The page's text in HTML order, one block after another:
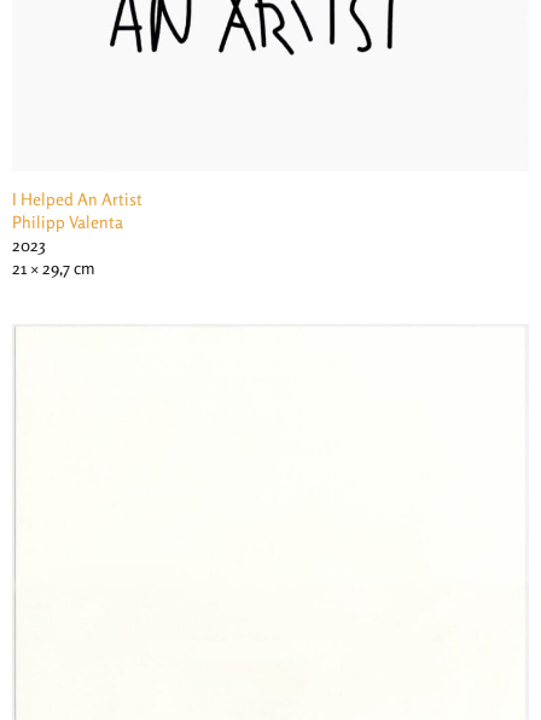
I Helped An Artist
Philipp Valenta
2023
21 × 29,7 cm